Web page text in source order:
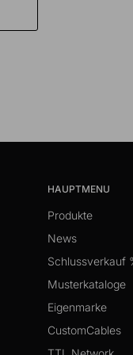
HAUPTMENU
Produkte
News
Schlussverkauf
Musterkataloge
Eigenmarke
CustomCables